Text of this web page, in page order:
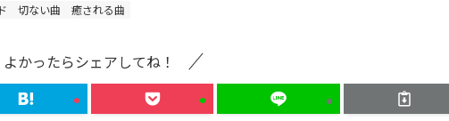
切ない曲 癒される曲
よかったらシェアしてね！